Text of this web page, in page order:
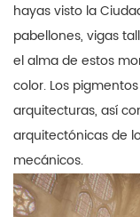
hayas visto la
pabellones, vigas
el alma de estos
color. Los
arquitecturas, así
arquitectónicas de
mecánicos.